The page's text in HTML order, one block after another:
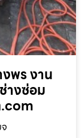
งพร งาน
างซ่อม
.com